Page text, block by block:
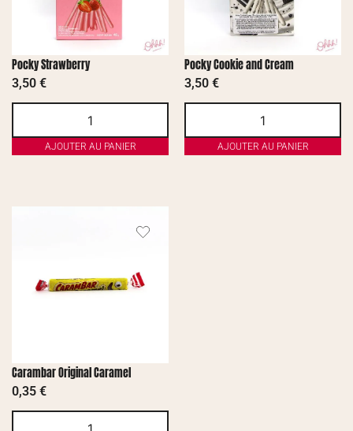
Pocky Strawberry
3,50 €
AJOUTER AU PANIER
Pocky Cookie and Cream
3,50 €
AJOUTER AU PANIER
Carambar Original Caramel
0,35 €